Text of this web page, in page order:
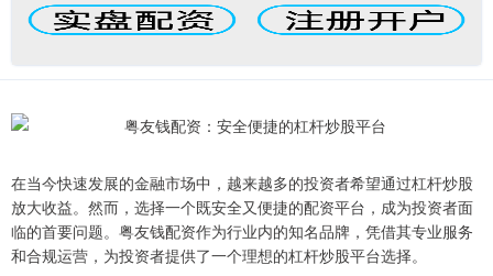
在当今快速发展的金融市场中，越来越多的投资者希望通过杠杆炒股
放大收益。然而，选择一个既安全又便捷的配资平台，成为投资者面
临的首要问题。粤友钱配资作为行业内的知名品牌，凭借其专业服务
和合规运营，为投资者提供了一个理想的杠杆炒股平台选择。